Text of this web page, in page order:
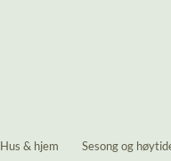
Hus & hjem Sesong og